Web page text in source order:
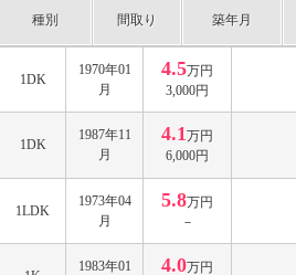
種別 間取り 築年月
1DK
1970年01
月
4.5万円
3,000円
1DK
1987年11
月
4.1 万円
6,000円
1LDK
1973年04
月
5.8万円
－
1983年01
4.0万円